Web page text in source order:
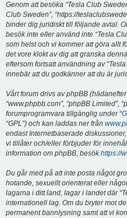
Genom att besöka “Tesla Club
Club Sweden”, “https://
binder dig juridiskt till följande avtal.
besök inte eller använd inte “Tesla
som helst och vi kommer att göra allt
det vore klokt av dig att granska
eftersom fortsatt användning av
innebär att du godkänner att du är
Vårt forum drivs av phpBB (hädanefter
“www.phpbb.com”, “phpBB Limited”,
forumprogramvara tillgänglig under “
“GPL”) och kan laddas ner från
endast Internetbaserade
vi tillåter och/eller förbjuder för
information om phpBB, besökhttps://
Du går med på att inte posta något
hotande, sexuellt orienterat eller
lagarna i ditt land, lagar i landet där
internationell lag. Om du bryter mot
permanent bannlysning samt att vi